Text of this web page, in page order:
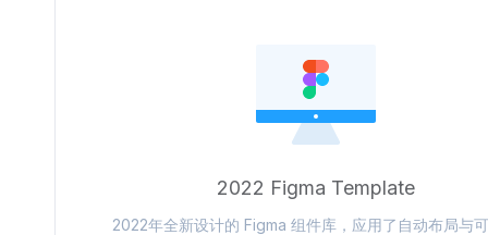
2022 Figma Template
2022年全新设计的 Figma 组件库，应用了自动布局与